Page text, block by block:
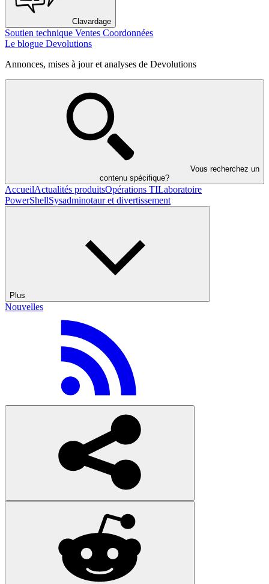
Clavardage
Soutien technique Ventes Coordonnées
Le blogue Devolutions
Annonces, mises à jour et analyses de Devolutions
Vous recherchez un
contenu spécifique?
AccueilActualités produitsOpérations TILaboratoire
PowerShellSysadminotaur et divertissement
Plus
Nouvelles